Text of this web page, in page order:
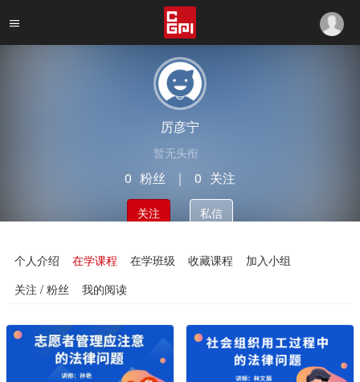
厉彦宁
暂无头衔
0 粉丝 ｜ 0 关注
关注 私信
个人介绍 在学课程 在学班级 收藏课程
加入小组
关注 / 粉丝
我的阅读